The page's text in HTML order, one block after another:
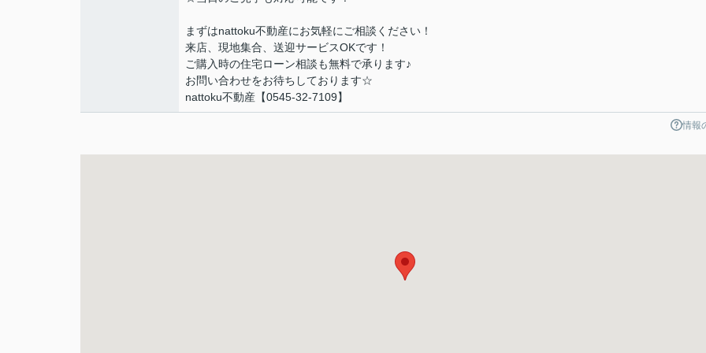
まずはnattoku不動産にお気軽にご相談ください！
来店、現地集合、送迎サービスOKです！
ご購入時の住宅ローン相談も無料で承ります♪
お問い合わせをお待ちしております☆
nattoku不動産【0545-32-7109】
情報